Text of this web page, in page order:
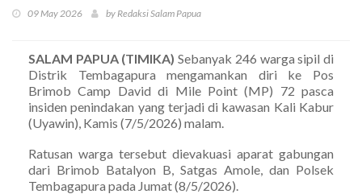
09 May 2026 by Redaksi Salam Papua
SALAM PAPUA (TIMIKA) Sebanyak 246 warga sipil di
Distrik Tembagapura mengamankan diri ke Pos
Brimob Camp David di Mile Point (MP) 72 pasca
insiden penindakan yang terjadi di kawasan Kali Kabur
(Uyawin), Kamis (7/5/2026) malam.
Ratusan warga tersebut dievakuasi aparat gabungan
dari Brimob Batalyon B, Satgas Amole, dan Polsek
Tembagapura pada Jumat (8/5/2026).